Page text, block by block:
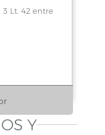
3 Lt. 42 entre
Y